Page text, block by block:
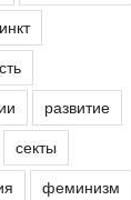
развитие
секты
феминизм